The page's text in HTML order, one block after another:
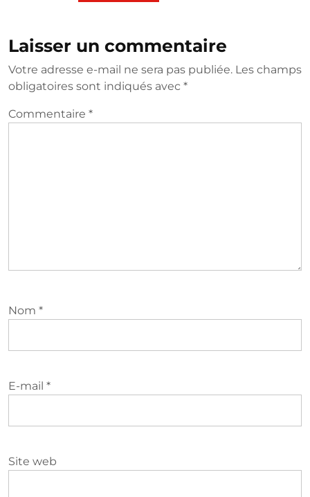
Laisser un commentaire
Votre adresse e-mail ne sera pas publiée. Les champs
obligatoires sont indiqués avec *
Commentaire *
Nom *
E-mail *
Site web